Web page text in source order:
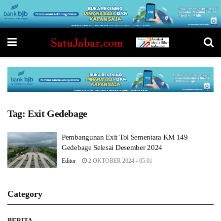
Tag: Exit Gedebage
Pembangunan Exit Tol Sementara KM 149
Gedebage Selesai Desember 2024
Editor 2 OKTOBER 2024 - 05:01
Category